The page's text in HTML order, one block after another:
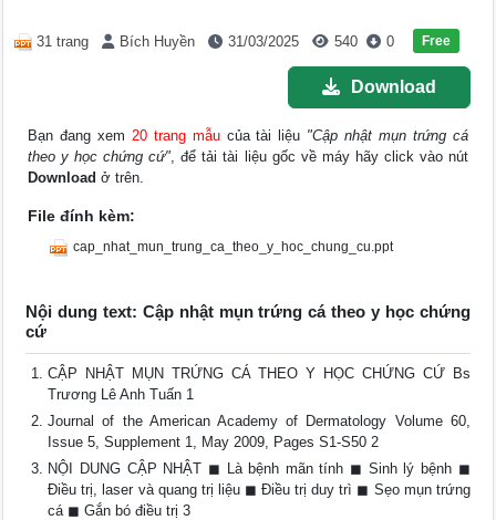
31 trang Bích Huyền 31/03/2025 540 0 Free
Download
Bạn đang xem 20 trang mẫucủa tài liệu "Cập nhật mụn trứng cá
theo y học chứng cứ", để tải tài liệu gốc về máy hãy click vào nút
Download ở trên.
File đính kèm:
cap_nhat_mun_trung_ca_theo_y_hoc_chung_cu.ppt
Nội dung text: Cập nhật mụn trứng cá theo y học chứng
cứ
CẬP NHẬT MỤN TRỨNG CÁ THEO Y HỌC CHỨNG CỨ Bs
Trương Lê Anh Tuấn 1
Journal of the American Academy of Dermatology Volume 60,
Issue 5, Supplement 1, May 2009, Pages S1-S50 2
NỘI DUNG CẬP NHẬT ◼ Là bệnh mãn tính ◼ Sinh lý bệnh ◼
Điều trị, laser và quang trị liệu ◼ Điều trị duy trì ◼ Sẹo mụn trứng
cá ◼ Gắn bó điều trị 3